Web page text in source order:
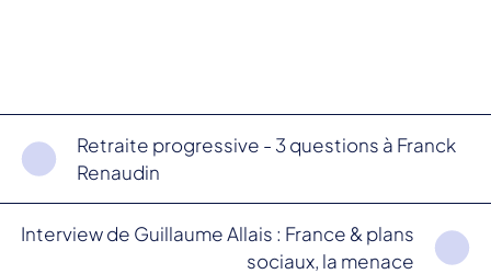
Retraite progressive - 3 questions à Franck
Renaudin
Interview de Guillaume Allais : France & plans
sociaux, la menace